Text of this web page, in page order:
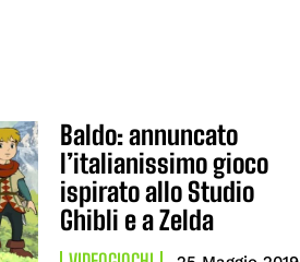
Baldo: annuncato
l’italianissimo gioco
ispirato allo Studio
Ghibli e a Zelda